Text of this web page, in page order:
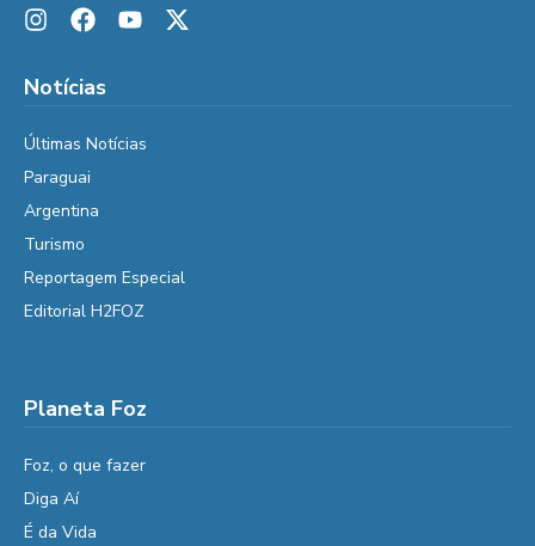
Notícias
Últimas Notícias
Paraguai
Argentina
Turismo
Reportagem Especial
Editorial H2FOZ
Planeta Foz
Foz, o que fazer
Diga Aí
É da Vida